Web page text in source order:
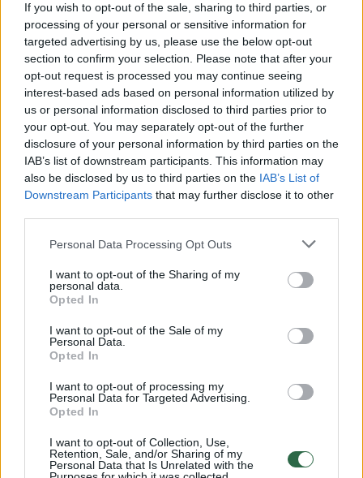
If you wish to opt-out of the sale, sharing to third parties, or
processing of your personal or sensitive information for
targeted advertising by us, please use the below opt-out
section to confirm your selection. Please note that after your
opt-out request is processed you may continue seeing
interest-based ads based on personal information utilized by
us or personal information disclosed to third parties prior to
your opt-out. You may separately opt-out of the further
disclosure of your personal information by third parties on the
IAB’s list of downstream participants. This information may
also be disclosed by us to third parties on the IAB’s List of
Downstream Participants that may further disclose it to other
Personal Data Processing Opt Outs
I want to opt-out of the Sharing of my
personal data.
Opted In
I want to opt-out of the Sale of my
Personal Data.
Opted In
I want to opt-out of processing my
Personal Data for Targeted Advertising.
Opted In
I want to opt-out of Collection, Use,
Retention, Sale, and/or Sharing of my
Personal Data that Is Unrelated with the
Žinios | Pasaulis
Visi įrašai
Žiūrimiausi įrašai
00:00:30
Vaizdai iš tragiškos avarijos Vilniaus r.: dviejų moterų ir
vaiko gyvybių išgelbėti nepavyko
Žinios | Lietuvos diena
Savaitės vidurys nusimato karštas: temperatūra kils iki
Žinios | Orai
00:15:54
V. Zalužno pasisakymą laiko bandymu įsitvirtinti
Ukrainos politikoje: jis yra neteisus
Laidos | Nauja diena